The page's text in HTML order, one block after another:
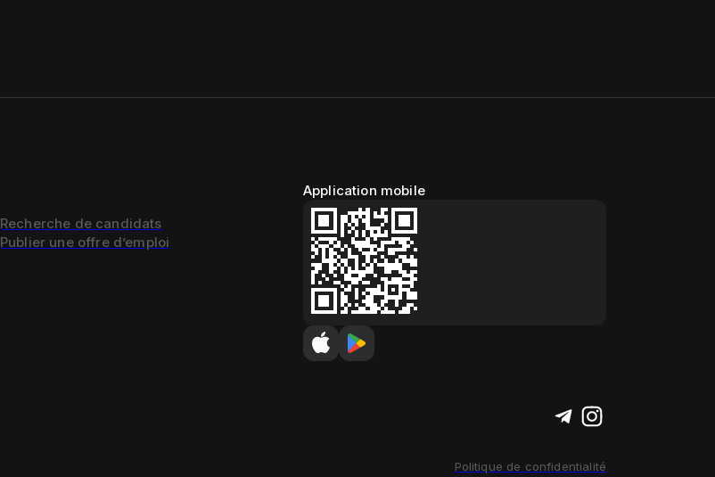
Recherche de candidats
Publier une offre d’emploi
Application mobile
Politique de confidentialité